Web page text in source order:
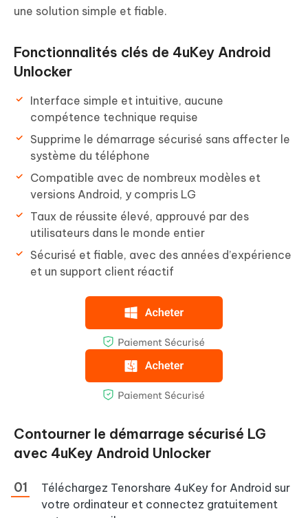
une solution simple et fiable.
Fonctionnalités clés de 4uKey Android
Unlocker
Interface simple et intuitive, aucune
compétence technique requise
Supprime le démarrage sécurisé sans affecter le
système du téléphone
Compatible avec de nombreux modèles et
versions Android, y compris LG
Taux de réussite élevé, approuvé par des
utilisateurs dans le monde entier
Sécurisé et fiable, avec des années d’expérience
et un support client réactif
Contourner le démarrage sécurisé LG
avec 4uKey Android Unlocker
Téléchargez Tenorshare 4uKey for Android sur
votre ordinateur et connectez gratuitement